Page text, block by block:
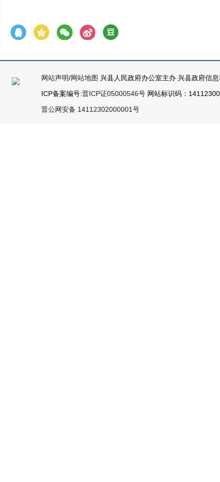
网站声明/网站地图 兴县人民政府办公室主办 兴县政府信
ICP备案编号:晋ICP证05000546号 网站标识码：
晋公网安备 14112302000001号